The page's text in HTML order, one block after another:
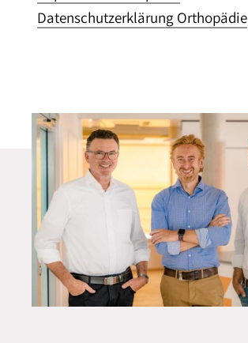
Datenschutzerklärung Orthopädie